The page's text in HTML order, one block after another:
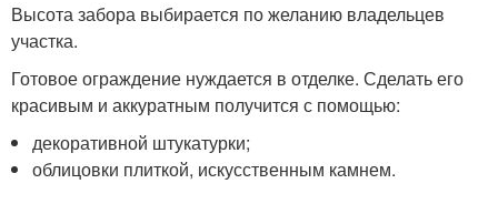
Высота забора выбирается по желанию владельцев
участка.
Готовое ограждение нуждается в отделке. Сделать его
красивым и аккуратным получится с помощью:
декоративной штукатурки;
облицовки плиткой, искусственным камнем.